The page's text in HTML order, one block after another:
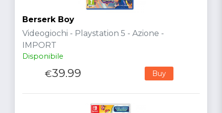
Berserk Boy
Videogiochi - Playstation 5 - Azione -
IMPORT
Disponibile
€39.99 Buy